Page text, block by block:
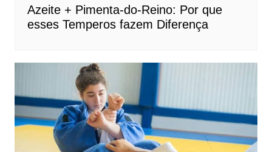
Azeite + Pimenta-do-Reino: Por que
esses Temperos fazem Diferença